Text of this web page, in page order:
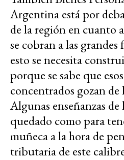
Argentina está por
de la región en cuanto
se cobran a las
esto se necesita
porque se sabe que
concentrados gozan
Algunas enseñanzas
quedado como para
muñeca a la hora de
tributaria de este